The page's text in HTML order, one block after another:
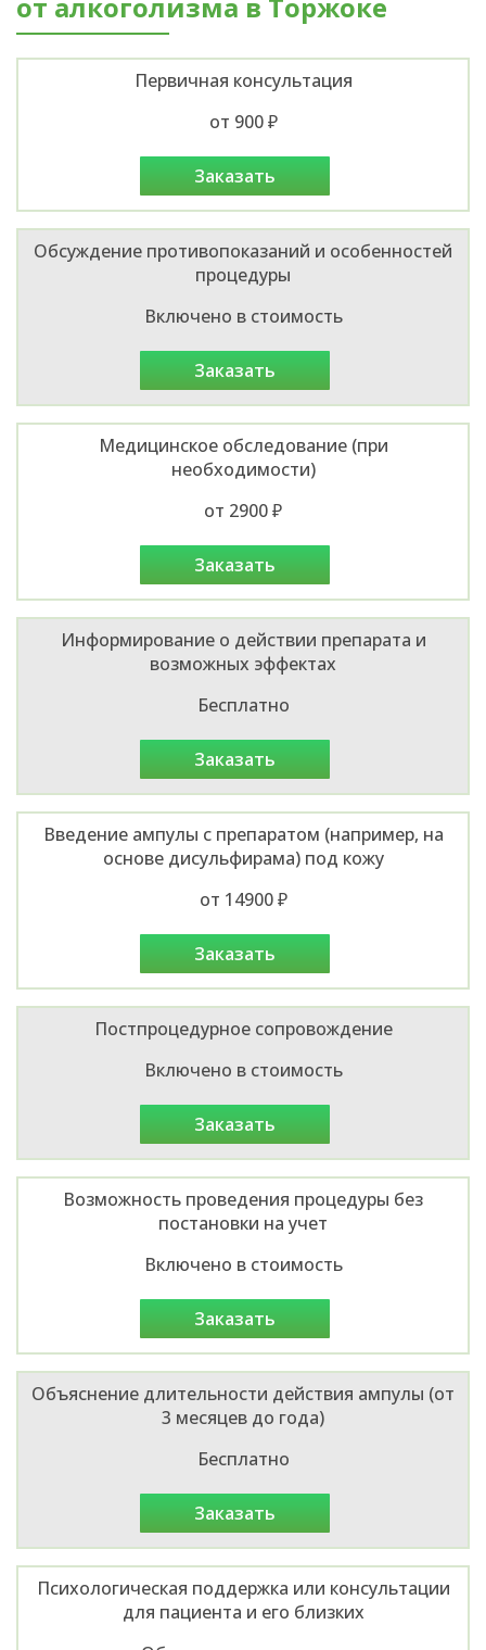
Первичная консультация
от 900 ₽
заказать
Обсуждение противопоказаний и особенностей
процедуры
Включено в стоимость
заказать
Медицинское обследование (при
необходимости)
от 2900 ₽
заказать
Информирование о действии препарата и
возможных эффектах
Бесплатно
заказать
Введение ампулы с препаратом (например, на
основе дисульфирама) под кожу
от 14900 ₽
заказать
Постпроцедурное сопровождение
Включено в стоимость
заказать
Возможность проведения процедуры без
постановки на учет
Включено в стоимость
заказать
Объяснение длительности действия ампулы (от
3 месяцев до года)
Бесплатно
заказать
Психологическая поддержка или консультации
для пациента и его близких